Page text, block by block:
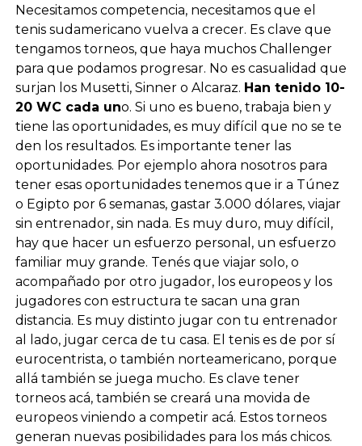
Necesitamos competencia, necesitamos que el
tenis sudamericano vuelva a crecer. Es clave que
tengamos torneos, que haya muchos Challenger
para que podamos progresar. No es casualidad que
surjan los Musetti, Sinner o Alcaraz. Han tenido 10-
20 WC cada uno. Si uno es bueno, trabaja bien y
tiene las oportunidades, es muy difícil que no se te
den los resultados. Es importante tener las
oportunidades. Por ejemplo ahora nosotros para
tener esas oportunidades tenemos que ir a Túnez
o Egipto por 6 semanas, gastar 3.000 dólares, viajar
sin entrenador, sin nada. Es muy duro, muy difícil,
hay que hacer un esfuerzo personal, un esfuerzo
familiar muy grande. Tenés que viajar solo, o
acompañado por otro jugador, los europeos y los
jugadores con estructura te sacan una gran
distancia. Es muy distinto jugar con tu entrenador
al lado, jugar cerca de tu casa. El tenis es de por sí
eurocentrista, o también norteamericano, porque
allá también se juega mucho. Es clave tener
torneos acá, también se creará una movida de
europeos viniendo a competir acá. Estos torneos
generan nuevas posibilidades para los más chicos.